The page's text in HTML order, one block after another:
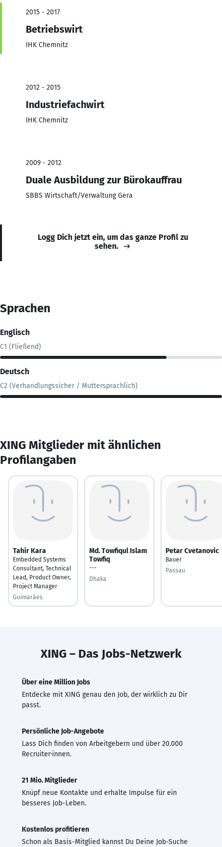
2015 - 2017
Betriebswirt
IHK Chemnitz
2012 - 2015
Industriefachwirt
IHK Chemnitz
2009 - 2012
Duale Ausbildung zur Bürokauffrau
SBBS Wirtschaft/Verwaltung Gera
Logg Dich jetzt ein, um das ganze Profil zu
sehen.
Sprachen
Englisch
C1 (Fließend)
Deutsch
C2 (Verhandlungssicher / Muttersprachlich)
XING Mitglieder mit ähnlichen
Profilangaben
Tahir Kara
Embedded Systems
Consultant, Technical
Lead, Product Owner,
Project Manager
Guimarães
Md. Towfiqul Islam
Towfiq
---
Dhaka
Petar Cvetanovic
Bauer
Passau
XING – Das Jobs-Netzwerk
Über eine Million Jobs
Entdecke mit XING genau den Job, der wirklich zu Dir
passt.
Persönliche Job-Angebote
Lass Dich finden von Arbeitgebern und über 20.000
Recruiter·innen.
21 Mio. Mitglieder
Knüpf neue Kontakte und erhalte Impulse für ein
besseres Job-Leben.
Kostenlos profitieren
Schon als Basis-Mitglied kannst Du Deine Job-Suche